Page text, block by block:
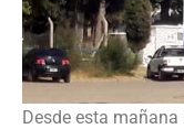
Desde esta